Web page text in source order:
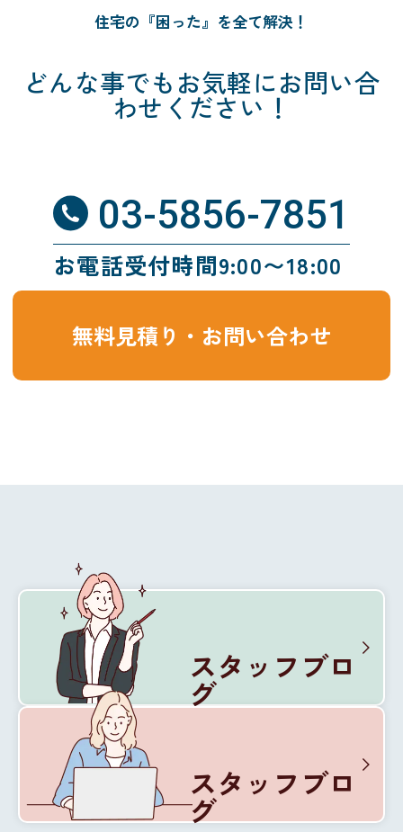
住宅の『困った』を全て解決！
どんな事でも お気軽にお問い合
わせください！
03-5856-7851
お電話受付時間9:00〜18:00
無料見積り・お問い合わせ
スタッフブロ
グ
スタッフブロ
グ